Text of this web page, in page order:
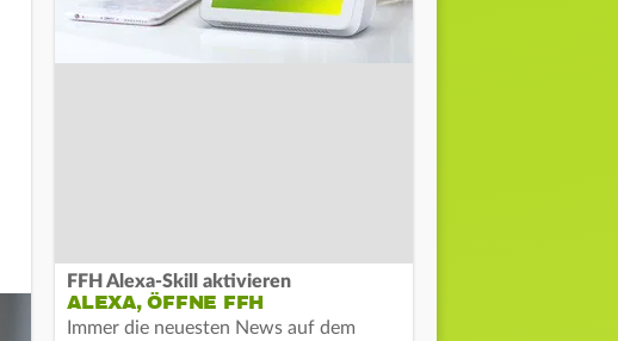
FFH Alexa-Skill aktivieren
ALEXA, ÖFFNE FFH
Immer die neuesten News auf dem